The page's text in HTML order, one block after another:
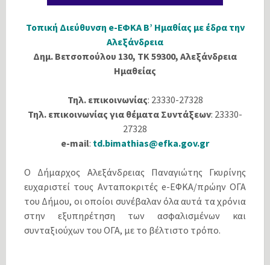
Τοπική Διεύθυνση e-ΕΦΚΑ Β’ Ημαθίας με έδρα την
Αλεξάνδρεια
Δημ. Βετσοπούλου 130, ΤΚ 59300, Αλεξάνδρεια
Ημαθείας
Τηλ. επικοινωνίας: 23330-27328
Τηλ. επικοινωνίας για θέματα Συντάξεων: 23330-
27328
e-mail: td.bimathias@efka.gov.gr
Ο Δήμαρχος Αλεξάνδρειας Παναγιώτης Γκυρίνης
ευχαριστεί τους Ανταποκριτές e-ΕΦΚΑ/πρώην ΟΓΑ
του Δήμου, οι οποίοι συνέβαλαν όλα αυτά τα χρόνια
στην εξυπηρέτηση των ασφαλισμένων και
συνταξιούχων του ΟΓΑ, με το βέλτιστο τρόπο.